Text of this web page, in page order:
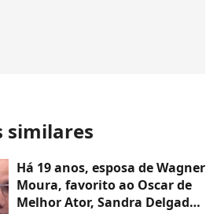
similares
Há 19 anos, esposa de Wagner
Moura, favorito ao Oscar de
Melhor Ator, Sandra Delgado